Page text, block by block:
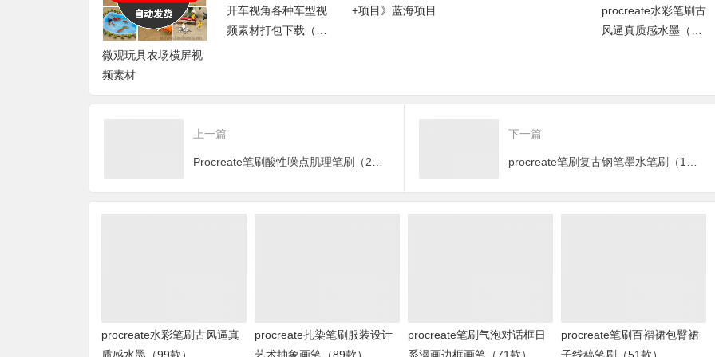
微观玩具农场横屏视
频素材
开车视角各种车型视
频素材打包下载（38
+项目》蓝海项目
procreate水彩笔刷古
风逼真质感水墨（99
上一篇
Procreate笔刷酸性噪点肌理笔刷（24款）
下一篇
procreate笔刷复古钢笔墨水笔刷（11款）
procreate水彩笔刷古风逼真
质感水墨（99款）
procreate扎染笔刷服装设计
艺术抽象画笔（89款）
procreate笔刷气泡对话框日
系漫画边框画笔（71款）
procreate笔刷百褶裙包臀裙
子线稿笔刷（51款）